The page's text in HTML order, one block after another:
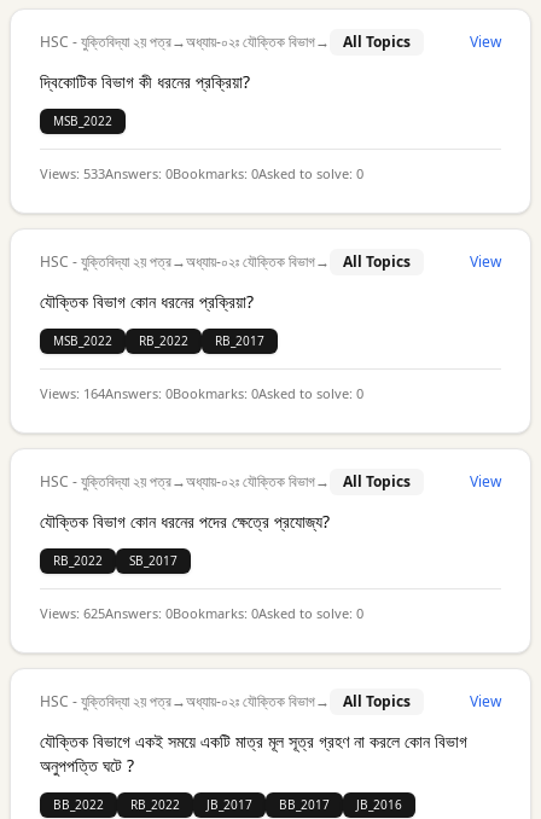
HSC - যুক্তিবিদ্যা ২য় পত্র→অধ্যায়-০২ঃ যৌক্তিক বিভাগ→ All Topics View
দ্বিকোটিক বিভাগ কী ধরনের প্রক্রিয়া?
MSB_2022
Views: 533Answers: 0Bookmarks: 0Asked to solve: 0
HSC - যুক্তিবিদ্যা ২য় পত্র→অধ্যায়-০২ঃ যৌক্তিক বিভাগ→ All Topics View
যৌক্তিক বিভাগ কোন ধরনের প্রক্রিয়া?
MSB_2022 RB_2022 RB_2017
Views: 164Answers: 0Bookmarks: 0Asked to solve: 0
HSC - যুক্তিবিদ্যা ২য় পত্র→অধ্যায়-০২ঃ যৌক্তিক বিভাগ→ All Topics View
যৌক্তিক বিভাগ কোন ধরনের পদের ক্ষেত্রে প্রযোজ্য?
RB_2022 SB_2017
Views: 625Answers: 0Bookmarks: 0Asked to solve: 0
HSC - যুক্তিবিদ্যা ২য় পত্র→অধ্যায়-০২ঃ যৌক্তিক বিভাগ→ All Topics View
যৌক্তিক বিভাগে একই সময়ে একটি মাত্র মূল সূত্র গ্রহণ না করলে কোন বিভাগ
অনুপপত্তি ঘটে ?
BB_2022 RB_2022 JB_2017 BB_2017 JB_2016